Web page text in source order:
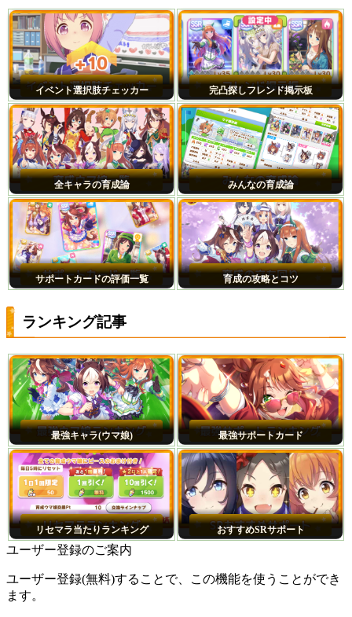
イベント選択肢チェッカー 完凸探しフレンド掲示板
全キャラの育成論 みんなの育成論
サポートカードの評価一覧 育成の攻略とコツ
ランキング記事
最強キャラ(ウマ娘) 最強サポートカード
リセマラ当たりランキング おすすめSRサポート
ユーザー登録のご案内
ユーザー登録(無料)することで、この機能を使うことができ
ます。